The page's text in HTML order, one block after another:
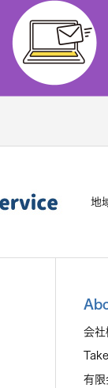
地
会社
有限